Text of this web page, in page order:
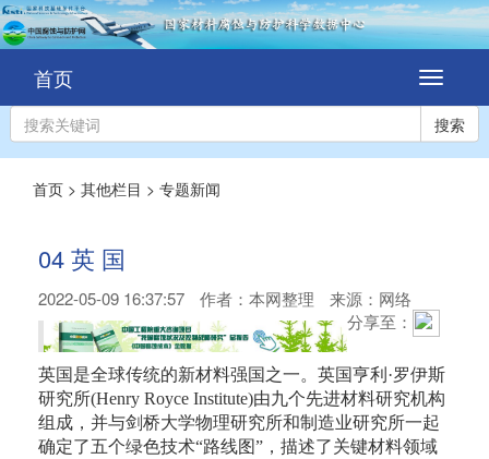
切
换
导
航
首页
搜索
首页 > 其他栏目 > 专题新闻
04 英 国
2022-05-09 16:37:57 作者： 本网整理
来源：网络
分享至：
英国是全球传统的新材料强国之一。英国亨利·罗伊斯
研究所(Henry Royce Institute)由九个先进材料研究机构
组成，并与剑桥大学物理研究所和制造业研究所一起
确定了五个绿色技术“路线图”，描述了关键材料领域